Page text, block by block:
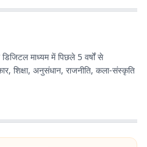
माध्यम में पिछले 5 वर्षों से
शिक्षा, अनुसंधान, राजनीति, कला-संस्कृति